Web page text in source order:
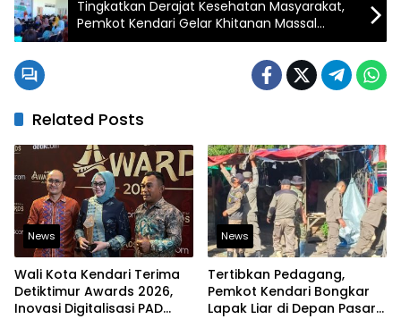
Tingkatkan Derajat Kesehatan Masyarakat,
Pemkot Kendari Gelar Khitanan Massal
Kepada 200 Anak
Related Posts
News
Wali Kota Kendari Terima
Detiktimur Awards 2026,
Inovasi Digitalisasi PAD
News
Tertibkan Pedagang,
Pemkot Kendari Bongkar
Lapak Liar di Depan Pasar